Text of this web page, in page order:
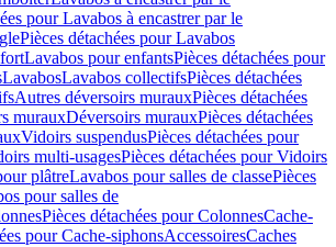
pour Lavabos à encastrer par le
Pièces détachées pour Lavabos
Lavabos pour enfantsPièces détachées pour
LavabosLavabos collectifsPièces détachées
Autres déversoirs murauxPièces détachées
murauxDéversoirs murauxPièces détachées
Vidoirs suspendusPièces détachées pour
multi-usagesPièces détachées pour Vidoirs
plâtreLavabos pour salles de classePièces
pour salles de
Pièces détachées pour ColonnesCache-
pour Cache-siphonsAccessoiresCaches